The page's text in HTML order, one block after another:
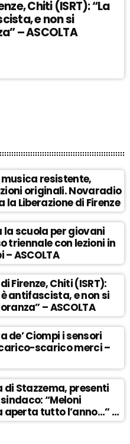
Chiti (ISRT): “La
e non si
– ASCOLTA
musica resistente,
originali. Novaradio
Liberazione di Firenze
la scuola per giovani
triennale con lezioni in
ASCOLTA
Firenze, Chiti (ISRT):
antifascista, e non si
– ASCOLTA
de’ Ciompi i sensori
scarico merci –
di Stazzema, presenti
“Meloni
aperta tutto l’anno…” –